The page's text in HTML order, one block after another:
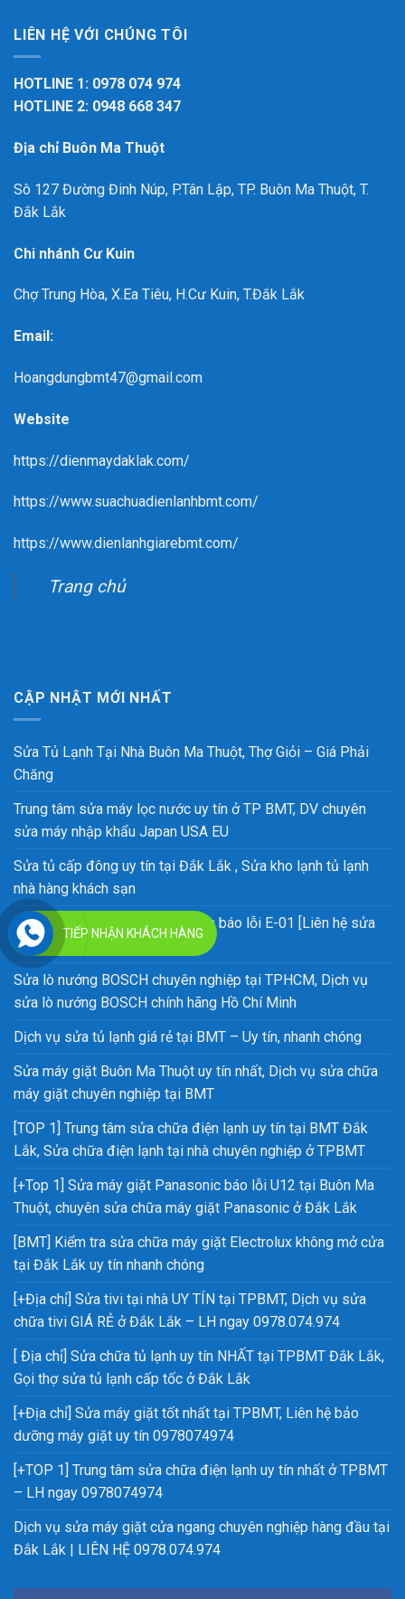
LIÊN HỆ VỚI CHÚNG TÔI
HOTLINE 1: 0978 074 974
HOTLINE 2: 0948 668 347
Địa chỉ Buôn Ma Thuột
Sô 127 Đường Đinh Núp, P.Tân Lập, TP. Buôn Ma Thuột, T.
Đắk Lắk
Chi nhánh Cư Kuin
Chợ Trung Hòa, X.Ea Tiêu, H.Cư Kuin, T.Đắk Lắk
Email:
Hoangdungbmt47@gmail.com
Website
https://dienmaydaklak.com/
https://www.suachuadienlanhbmt.com/
https://www.dienlanhgiarebmt.com/
Trang chủ
CẬP NHẬT MỚI NHẤT
Sửa Tủ Lạnh Tại Nhà Buôn Ma Thuột, Thợ Giỏi – Giá Phải
Chăng
Trung tâm sửa máy lọc nước uy tín ở TP BMT, DV chuyên
sửa máy nhập khẩu Japan USA EU
Sửa tủ cấp đông uy tín tại Đắk Lắk , Sửa kho lạnh tủ lạnh
nhà hàng khách sạn
Nguyên nhân máy rửa bát Bosch báo lỗi E-01 [Liên hệ sửa
tại nhà]
Sửa lò nướng BOSCH chuyên nghiệp tại TPHCM, Dịch vụ
sửa lò nướng BOSCH chính hãng Hồ Chí Minh
Dịch vụ sửa tủ lạnh giá rẻ tại BMT – Uy tín, nhanh chóng
Sửa máy giặt Buôn Ma Thuột uy tín nhất, Dịch vụ sửa chữa
máy giặt chuyên nghiệp tại BMT
[TOP 1] Trung tâm sửa chữa điện lạnh uy tín tại BMT Đắk
Lắk, Sửa chữa điện lạnh tại nhà chuyên nghiệp ở TPBMT
[+Top 1] Sửa máy giặt Panasonic báo lỗi U12 tại Buôn Ma
Thuột, chuyên sửa chữa máy giặt Panasonic ở Đắk Lắk
[BMT] Kiểm tra sửa chữa máy giặt Electrolux không mở cửa
tại Đắk Lắk uy tín nhanh chóng
[+Địa chỉ] Sửa tivi tại nhà UY TÍN tại TPBMT, Dịch vụ sửa
chữa tivi GIÁ RẺ ở Đắk Lắk – LH ngay 0978.074.974
[ Địa chỉ] Sửa chữa tủ lạnh uy tín NHẤT tại TPBMT Đắk Lắk,
Gọi thợ sửa tủ lạnh cấp tốc ở Đắk Lắk
[+Địa chỉ] Sửa máy giặt tốt nhất tại TPBMT, Liên hệ bảo
dưỡng máy giặt uy tín 0978074974
[+TOP 1] Trung tâm sửa chữa điện lạnh uy tín nhất ở TPBMT
– LH ngay 0978074974
Dịch vụ sửa máy giặt cửa ngang chuyên nghiệp hàng đầu tại
Đắk Lắk | LIÊN HỆ 0978.074.974
TIẾP NHẬN KHÁCH HÀNG